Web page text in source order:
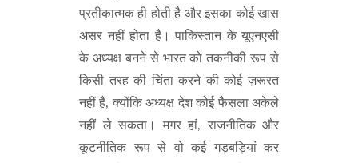
प्रतीकात्मक ही होती है और इसका कोई खास
असर नहीं होता है। पाकिस्तान के यूएनएसी
के अध्यक्ष बनने से भारत को तकनीकी रूप से
किसी तरह की चिंता करने की कोई ज़रूरत
नहीं है, क्योंकि अध्यक्ष देश कोई फैसला अकेले
नहीं ले सकता। मगर हां, राजनीतिक और
कूटनीतिक रूप से वो कई गड़बड़ियां कर